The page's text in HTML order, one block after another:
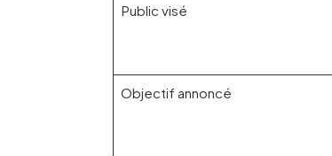
Public visé
Objectif annoncé